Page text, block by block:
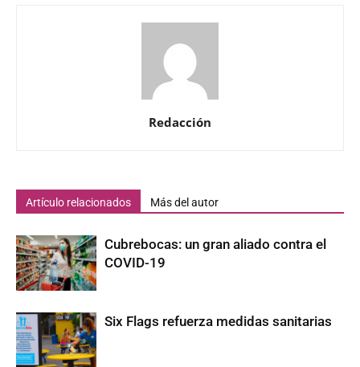
Redacción
Artículo relacionados Más del autor
Cubrebocas: un gran aliado contra el
COVID-19
Six Flags refuerza medidas sanitarias